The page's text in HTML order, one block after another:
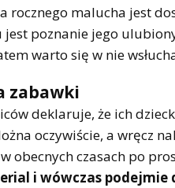
rocznego malucha jest
jest poznanie jego
warto się w nie
zabawki
deklaruje, że ich
oczywiście, a wręcz
obecnych czasach po
i wówczas podejmie